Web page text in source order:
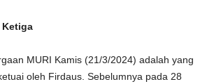
Ketiga
MURI Kamis (21/3/2024) adalah yang
oleh Firdaus. Sebelumnya pada 28